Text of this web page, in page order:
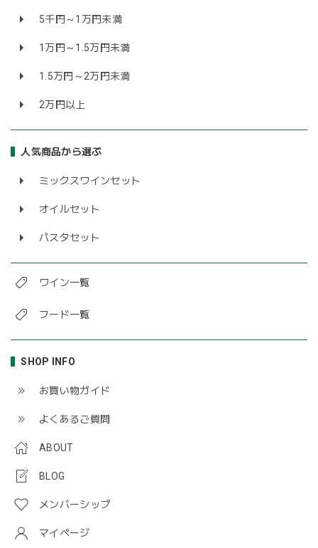
5千円～1万円未満
1万円～1.5万円未満
1.5万円～2万円未満
2万円以上
人気商品から選ぶ
ミックスワインセット
オイルセット
パスタセット
ワイン一覧
フード一覧
SHOP INFO
お買い物ガイド
よくあるご質問
ABOUT
BLOG
メンバーシップ
マイページ